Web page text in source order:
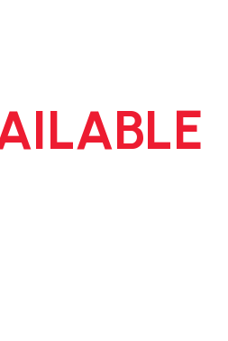
la, razumeo/la i da se slažem